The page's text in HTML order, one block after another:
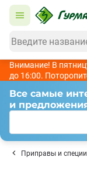
Внимание! В
до 16:00.
Все самые
и
Приправы и специи